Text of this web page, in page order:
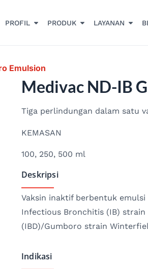
PROFIL PRODUK LAYANAN
Emulsion
Medivac ND-IB
Tiga perlindungan dalam satu
KEMASAN
100, 250, 500 ml
Deskripsi
Vaksin inaktif berbentuk emulsi
Infectious Bronchitis (IB) strain
(IBD)/Gumboro strain
Indikasi